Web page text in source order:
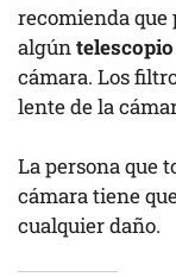
recomienda
algúntelescopio
cámara. Los
lente de la
La persona que
cámara tiene
cualquier daño.